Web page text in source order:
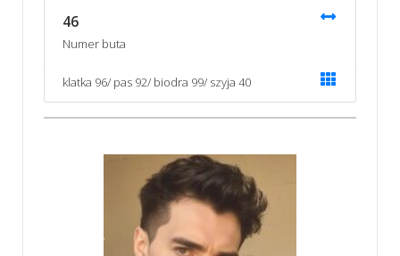
46
Numer buta
klatka 96/ pas 92/ biodra 99/ szyja 40